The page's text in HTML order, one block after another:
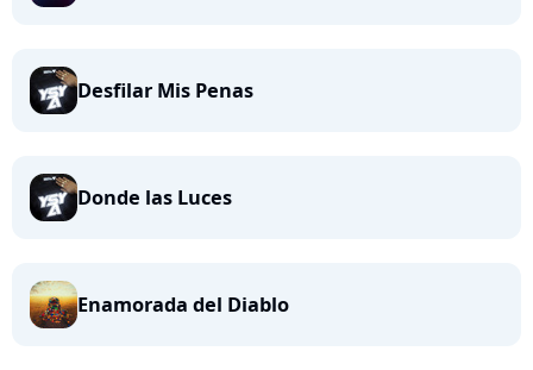
Desfilar Mis Penas
Donde las Luces
Enamorada del Diablo